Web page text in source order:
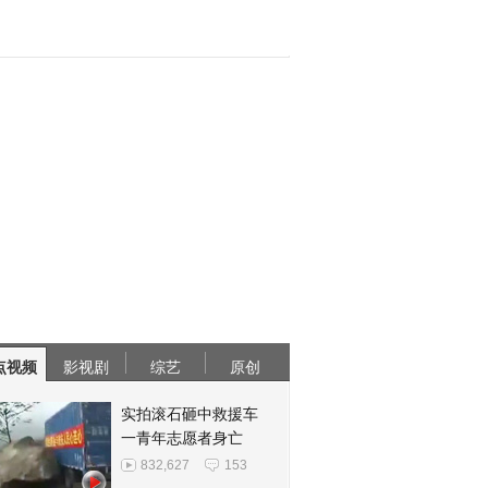
视频 影视剧 综艺 原创
实拍滚石砸中救援车
一青年志愿者身亡
832,627 153